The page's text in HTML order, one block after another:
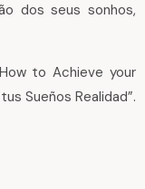
dos seus sonhos,
to Achieve your
Sueños Realidad”.